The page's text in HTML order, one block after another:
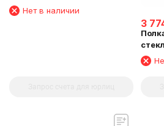
24003A
Нет в наличии
3